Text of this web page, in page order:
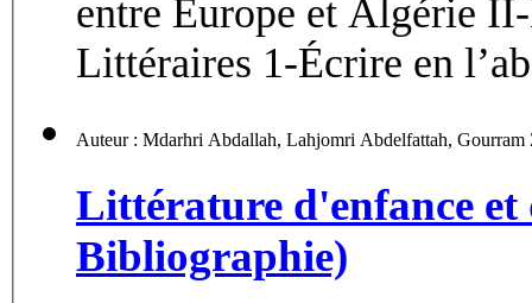
entre Europe et Algérie
Littéraires 1-Écrire en
Littérature d'enfance et
Bibliographie)